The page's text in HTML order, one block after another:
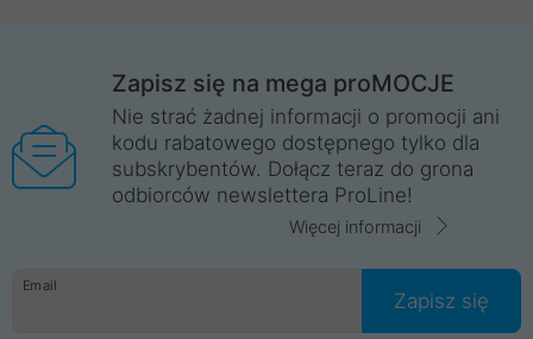
Zapisz się na mega proMOCJE
Nie strać żadnej informacji o promocji ani
kodu rabatowego dostępnego tylko dla
subskrybentów. Dołącz teraz do grona
odbiorców newslettera ProLine!
Więcej informacji
Email
Zapisz się